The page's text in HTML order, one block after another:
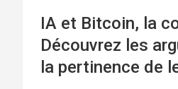
IA et Bitcoin, la
Découvrez les
la pertinence de